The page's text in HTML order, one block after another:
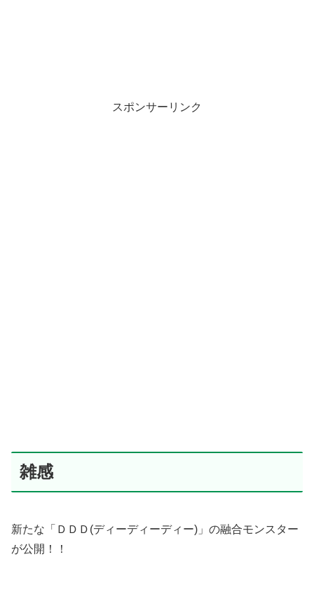
スポンサーリンク
雑感
新たな「ＤＤＤ(ディーディーディー)」の融合モンスター
が公開！！